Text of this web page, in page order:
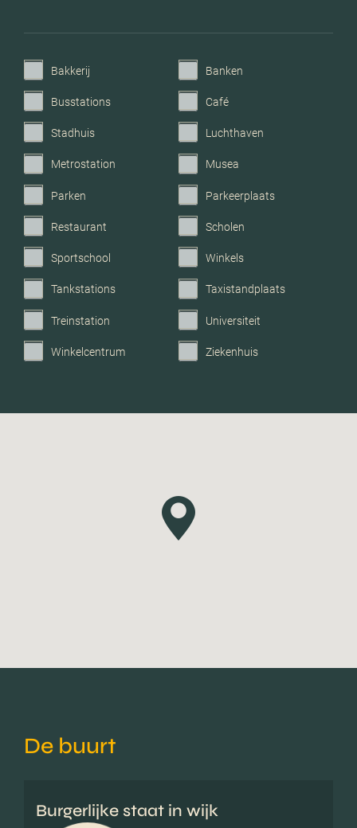
C.v.-ketel bouwjaar 2023
Voorzieningen
Mechanische ventilatie, tv
kabel, glasvezel kabel
Parkeerfaciliteiten Openbaar parkeren
Garage
Bakkerij Banken
Busstations Café
Stadhuis Luchthaven
Metrostation Musea
Parken Parkeerplaats
Restaurant Scholen
Sportschool Winkels
Tankstations Taxistandplaats
Treinstation Universiteit
Winkelcentrum Ziekenhuis
De buurt
Burgerlijke staat in wijk